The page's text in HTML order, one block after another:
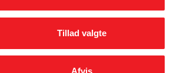
Tillad valgte
Afvis